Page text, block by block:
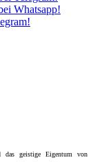
Whatsapp!
das geistige Eigentum von